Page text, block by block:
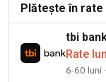
Plătește în rate
tbi
Rate
6-60 luni